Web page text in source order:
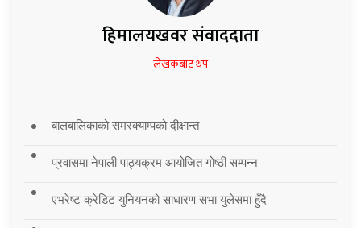
हिमालयखवर संवाददाता
लेखकबाट थप
बालबालिकाको समरक्याम्पको दीक्षान्त
प्रवासमा नेपाली पाठ्यक्रम आयोजित गोष्ठी सम्पन्न
एभरेष्ट क्रेडिट युनियनको साधारण सभा युलेसमा हुँदै